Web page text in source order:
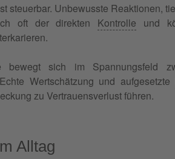
steuerbar. Unbewusste Reaktionen,
oft der direkten Kontrolle und
sich im Spannungsfeld
Wertschätzung und aufgesetzte
zu Vertrauensverlust führen.
Alltag